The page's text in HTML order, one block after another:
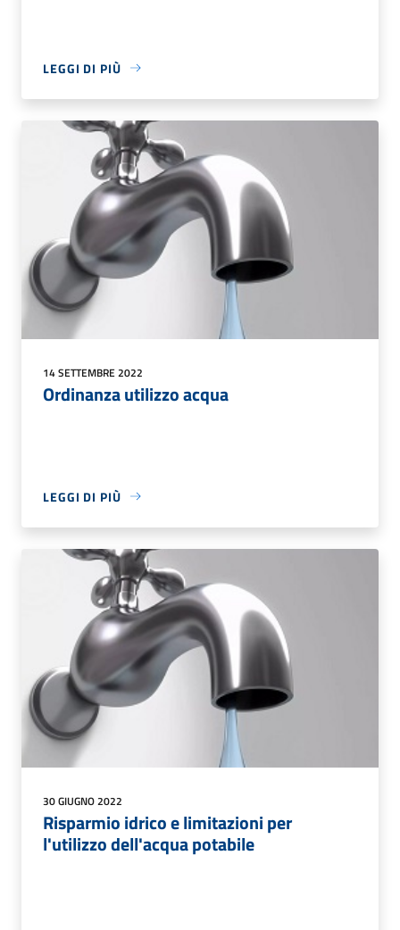
LEGGI DI PIÙ
14 SETTEMBRE 2022
Ordinanza utilizzo acqua
LEGGI DI PIÙ
30 GIUGNO 2022
Risparmio idrico e limitazioni per
l'utilizzo dell'acqua potabile